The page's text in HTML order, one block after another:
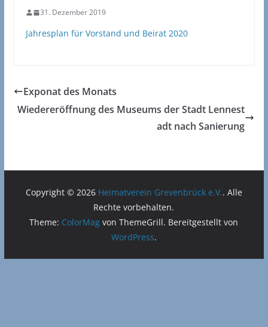
31. Dezember 2019
Jahresplan für Vorstand und Beirat 2020
Exponat des Monats
Wiedereröffnung des Museums der Stadt Lennest
adt nach Sanierung
Copyright © 2026 Heimatverein Grevenbrück e.V.. Alle
Rechte vorbehalten.
Theme: ColorMag von ThemeGrill. Bereitgestellt von
WordPress.